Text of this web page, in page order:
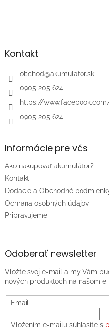
Z
äKontakt
obchod@akumulator.sk
0905 205 624
https://
0905 205 624
Informácie pre vás
Ako nakupovať akumulátor?
Kontakt
Dodacie a Obchodné
Ochrana osobných údajov
Pripravujeme
Odoberať newsletter
Vložte svoj e-mail a my Vám
nových produktoch na našom
Email
Vložením e-mailu súhlasíte s